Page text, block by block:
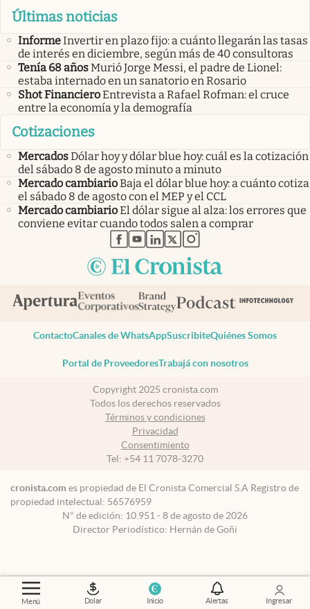
Menú Dolar Inicio Alertas Ingresar
Últimas noticias
InformeInvertir en plazo fijo: a cuánto llegarán las tasas
de interés en diciembre, según más de 40 consultoras
Tenía 68 añosMurió Jorge Messi, el padre de Lionel:
estaba internado en un sanatorio en Rosario
Shot FinancieroEntrevista a Rafael Rofman: el cruce
entre la economía y la demografía
Cotizaciones
MercadosDólar hoy y dólar blue hoy: cuál es la cotización
del sábado 8 de agosto minuto a minuto
Mercado cambiarioBaja el dólar blue hoy: a cuánto cotiza
el sábado 8 de agosto con el MEP y el CCL
Mercado cambiarioEl dólar sigue al alza: los errores que
conviene evitar cuando todos salen a comprar
abre en nueva pestaña
abre en nueva pestaña
abre en nueva pestaña
abre en nueva pestaña
abre en nueva pestaña
ContactoCanales de WhatsAppSuscribiteQuiénes Somos
Portal de ProveedoresTrabajá con nosotros
Copyright 2025 cronista.com
Todos los derechos reservados
Términos y condiciones
Privacidad
Consentimiento
Tel: +54 11 7078-3270
cronista.com es propiedad de El Cronista Comercial S.A Registro de
propiedad intelectual: 56576959
N° de edición: 10.951 - 8 de agosto de 2026
Director Periodístico: Hernán de Goñi